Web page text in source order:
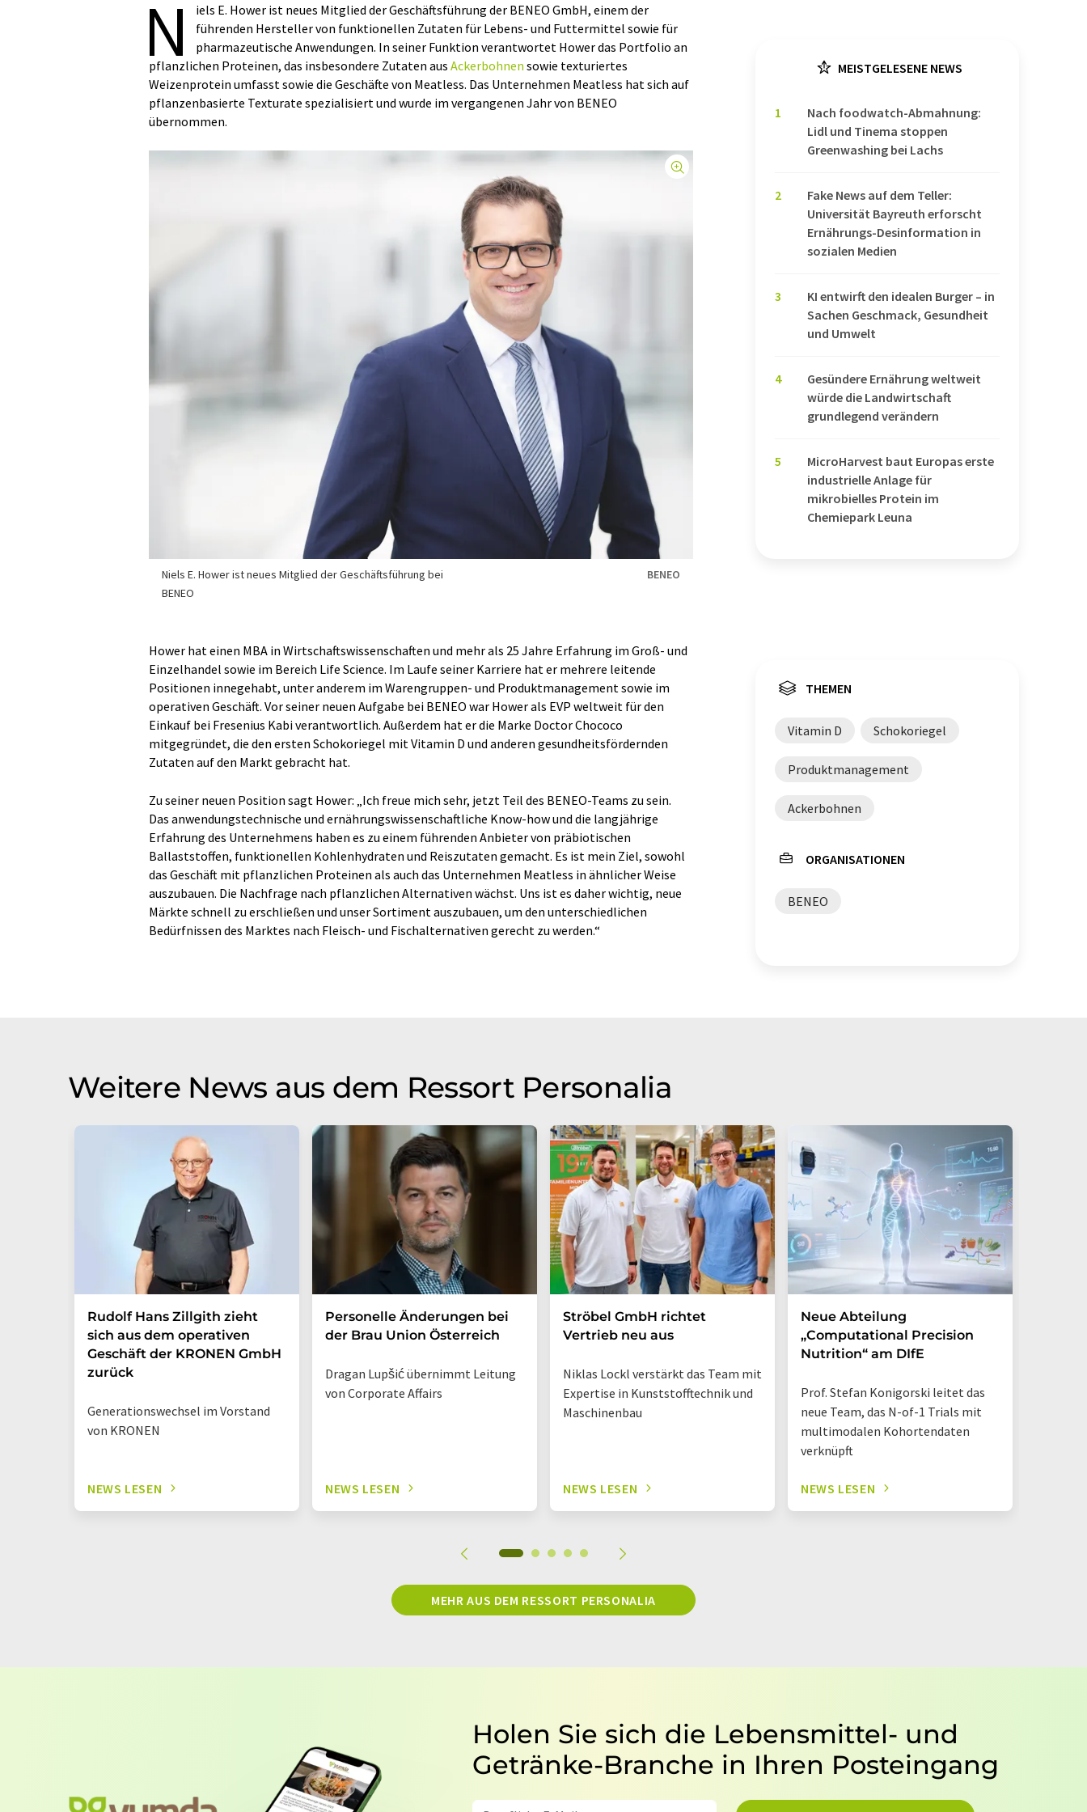
N
iels E. Hower ist neues Mitglied der Geschäftsführung der BENEO GmbH, einem der
führenden Hersteller von funktionellen Zutaten für Lebens- und Futtermittel sowie für
pharmazeutische Anwendungen. In seiner Funktion verantwortet Hower das Portfolio an
pflanzlichen Proteinen, das insbesondere Zutaten aus Ackerbohnen sowie texturiertes
Weizenprotein umfasst sowie die Geschäfte von Meatless. Das Unternehmen Meatless hat sich auf
pflanzenbasierte Texturate spezialisiert und wurde im vergangenen Jahr von BENEO
übernommen.
Niels E. Hower ist neues Mitglied der Geschäftsführung bei
BENEO
BENEO
Hower hat einen MBA in Wirtschaftswissenschaften und mehr als 25 Jahre Erfahrung im Groß- und
Einzelhandel sowie im Bereich Life Science. Im Laufe seiner Karriere hat er mehrere leitende
Positionen innegehabt, unter anderem im Warengruppen- und Produktmanagement sowie im
operativen Geschäft. Vor seiner neuen Aufgabe bei BENEO war Hower als EVP weltweit für den
Einkauf bei Fresenius Kabi verantwortlich. Außerdem hat er die Marke Doctor Chococo
mitgegründet, die den ersten Schokoriegel mit Vitamin D und anderen gesundheitsfördernden
Zutaten auf den Markt gebracht hat.
Zu seiner neuen Position sagt Hower: „Ich freue mich sehr, jetzt Teil des BENEO-Teams zu sein.
Das anwendungstechnische und ernährungswissenschaftliche Know-how und die langjährige
Erfahrung des Unternehmens haben es zu einem führenden Anbieter von präbiotischen
Ballaststoffen, funktionellen Kohlenhydraten und Reiszutaten gemacht. Es ist mein Ziel, sowohl
das Geschäft mit pflanzlichen Proteinen als auch das Unternehmen Meatless in ähnlicher Weise
auszubauen. Die Nachfrage nach pflanzlichen Alternativen wächst. Uns ist es daher wichtig, neue
Märkte schnell zu erschließen und unser Sortiment auszubauen, um den unterschiedlichen
Bedürfnissen des Marktes nach Fleisch- und Fischalternativen gerecht zu werden.“
MEISTGELESENE NEWS
1
Nach foodwatch-Abmahnung:
Lidl und Tinema stoppen
Greenwashing bei Lachs
2
Fake News auf dem Teller:
Universität Bayreuth erforscht
Ernährungs-Desinformation in
sozialen Medien
3
KI entwirft den idealen Burger – in
Sachen Geschmack, Gesundheit
und Umwelt
4
Gesündere Ernährung weltweit
würde die Landwirtschaft
grundlegend verändern
5
MicroHarvest baut Europas erste
industrielle Anlage für
mikrobielles Protein im
Chemiepark Leuna
THEMEN
Vitamin D Schokoriegel
Produktmanagement
Ackerbohnen
ORGANISATIONEN
BENEO
Weitere News aus dem Ressort Personalia
Rudolf Hans Zillgith zieht
sich aus dem operativen
Geschäft der KRONEN GmbH
zurück
Generationswechsel im Vorstand
von KRONEN
NEWS LESEN
Personelle Änderungen bei
der Brau Union Österreich
Dragan Lupšić übernimmt Leitung
von Corporate Affairs
NEWS LESEN
Ströbel GmbH richtet
Vertrieb neu aus
Niklas Lockl verstärkt das Team mit
Expertise in Kunststofftechnik und
Maschinenbau
NEWS LESEN
Neue Abteilung
„Computational Precision
Nutrition“ am DIfE
Prof. Stefan Konigorski leitet das
neue Team, das N-of-1 Trials mit
multimodalen Kohortendaten
verknüpft
NEWS LESEN
MEHR AUS DEM RESSORT PERSONALIA
Holen Sie sich die Lebensmittel- und
Getränke-Branche in Ihren Posteingang